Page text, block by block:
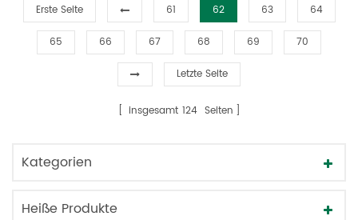
Erste Seite 61 62 63 64
65 66 67 68 69 70
Letzte Seite
insgesamt 124 Seiten
Kategorien
Heiße Produkte